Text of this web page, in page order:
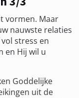
vormen. Maar
nauwste relaties
stress en
en Hij wil u
Goddelijke
uit de